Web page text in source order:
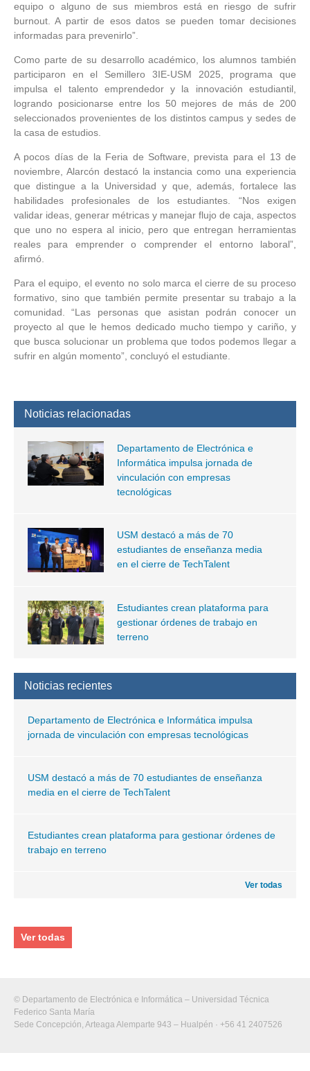
equipo o alguno de sus miembros está en riesgo de sufrir
burnout. A partir de esos datos se pueden tomar decisiones
informadas para prevenirlo”.
Como parte de su desarrollo académico, los alumnos también
participaron en el Semillero 3IE-USM 2025, programa que
impulsa el talento emprendedor y la innovación estudiantil,
logrando posicionarse entre los 50 mejores de más de 200
seleccionados provenientes de los distintos campus y sedes de
la casa de estudios.
A pocos días de la Feria de Software, prevista para el 13 de
noviembre, Alarcón destacó la instancia como una experiencia
que distingue a la Universidad y que, además, fortalece las
habilidades profesionales de los estudiantes. “Nos exigen
validar ideas, generar métricas y manejar flujo de caja, aspectos
que uno no espera al inicio, pero que entregan herramientas
reales para emprender o comprender el entorno laboral”,
afirmó.
Para el equipo, el evento no solo marca el cierre de su proceso
formativo, sino que también permite presentar su trabajo a la
comunidad. “Las personas que asistan podrán conocer un
proyecto al que le hemos dedicado mucho tiempo y cariño, y
que busca solucionar un problema que todos podemos llegar a
sufrir en algún momento”, concluyó el estudiante.
Noticias relacionadas
Departamento de Electrónica e
Informática impulsa jornada de
vinculación con empresas
tecnológicas
USM destacó a más de 70
estudiantes de enseñanza media
en el cierre de TechTalent
Estudiantes crean plataforma para
gestionar órdenes de trabajo en
terreno
Noticias recientes
Departamento de Electrónica e Informática impulsa
jornada de vinculación con empresas tecnológicas
USM destacó a más de 70 estudiantes de enseñanza
media en el cierre de TechTalent
Estudiantes crean plataforma para gestionar órdenes de
trabajo en terreno
Ver todas
Ver todas
© Departamento de Electrónica e Informática – Universidad Técnica
Federico Santa María
Sede Concepción, Arteaga Alemparte 943 – Hualpén · +56 41 2407526